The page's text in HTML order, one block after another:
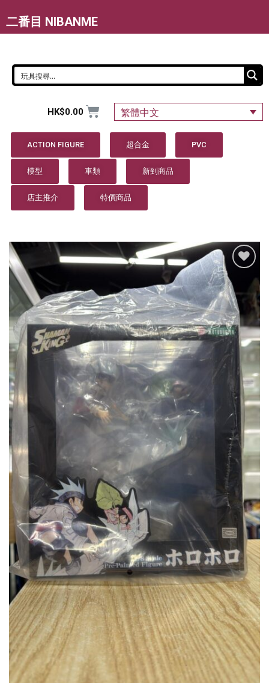
二番目 NIBANME
HK$0.00 繁體中文
ACTION FIGURE 超合金 PVC
模型 車類 新到商品
店主推介 特價商品